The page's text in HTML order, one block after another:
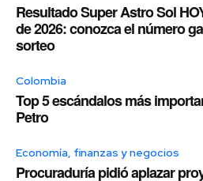
Resultado Super Astro Sol
de 2026: conozca el número
sorteo
Colombia
Top 5 escándalos más
Petro
Economía, finanzas y negocios
Procuraduría pidió aplazar